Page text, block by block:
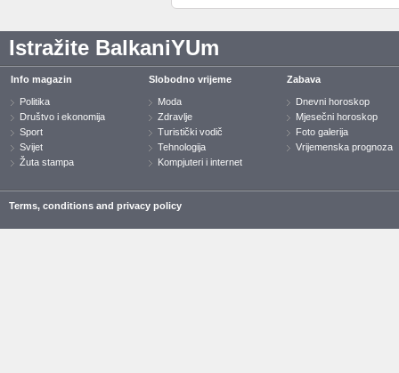
Istražite BalkaniYUm
Info magazin
Politika
Društvo i ekonomija
Sport
Svijet
Žuta stampa
Slobodno vrijeme
Moda
Zdravlje
Turistički vodič
Tehnologija
Kompjuteri i internet
Zabava
Dnevni horoskop
Mjesečni horoskop
Foto galerija
Vrijemenska prognoza
Terms, conditions and privacy policy